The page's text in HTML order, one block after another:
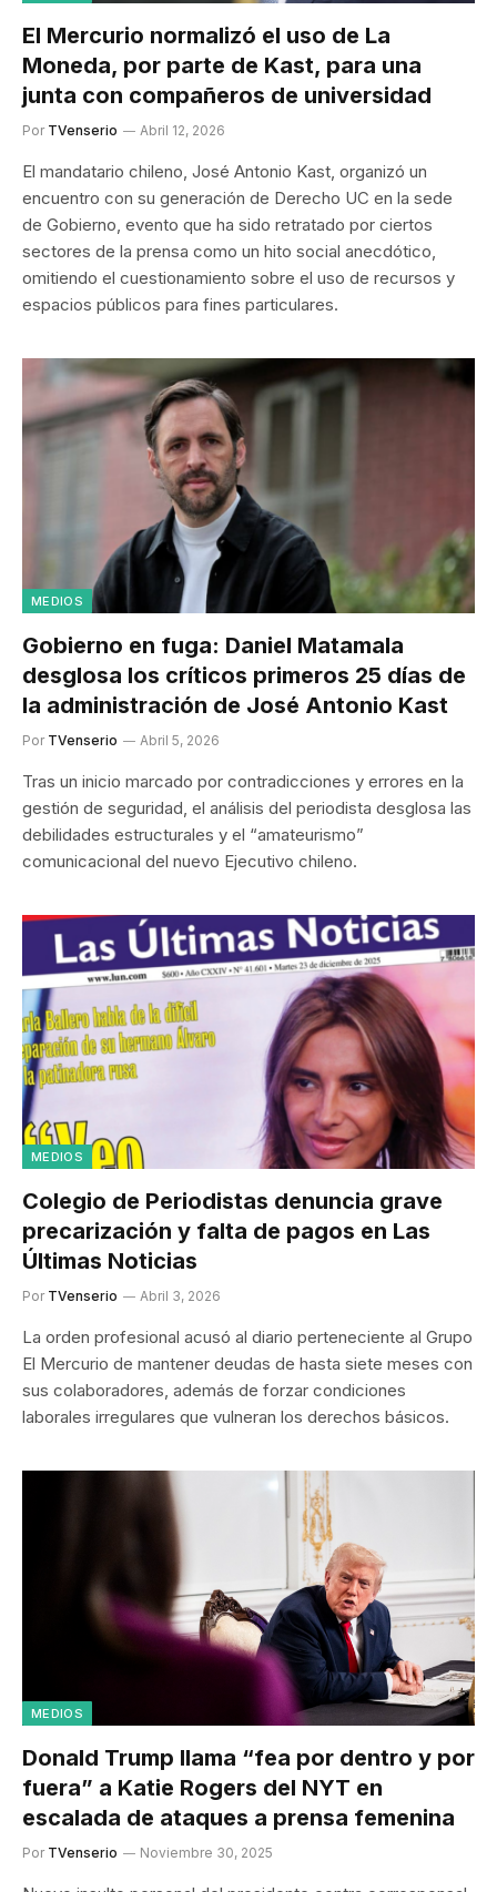
El Mercurio normalizó el uso de La
Moneda, por parte de Kast, para una
junta con compañeros de universidad
Por TVenserio Abril 12, 2026
El mandatario chileno, José Antonio Kast, organizó un
encuentro con su generación de Derecho UC en la sede
de Gobierno, evento que ha sido retratado por ciertos
sectores de la prensa como un hito social anecdótico,
omitiendo el cuestionamiento sobre el uso de recursos y
espacios públicos para fines particulares.
MEDIOS
Gobierno en fuga: Daniel Matamala
desglosa los críticos primeros 25 días de
la administración de José Antonio Kast
Por TVenserio Abril 5, 2026
Tras un inicio marcado por contradicciones y errores en la
gestión de seguridad, el análisis del periodista desglosa las
debilidades estructurales y el “amateurismo”
comunicacional del nuevo Ejecutivo chileno.
MEDIOS
Colegio de Periodistas denuncia grave
precarización y falta de pagos en Las
Últimas Noticias
Por TVenserio Abril 3, 2026
La orden profesional acusó al diario perteneciente al Grupo
El Mercurio de mantener deudas de hasta siete meses con
sus colaboradores, además de forzar condiciones
laborales irregulares que vulneran los derechos básicos.
MEDIOS
Donald Trump llama “fea por dentro y por
fuera” a Katie Rogers del NYT en
escalada de ataques a prensa femenina
Por TVenserio Noviembre 30, 2025